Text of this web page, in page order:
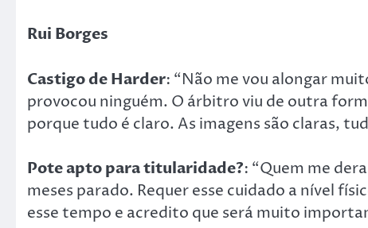
Rui Borges
Castigo de Harder: “Não me vou alongar
provocou ninguém. O árbitro viu de outra
porque tudo é claro. As imagens são claras,
Pote apto para titularidade?: “Quem me
meses parado. Requer esse cuidado a nível
esse tempo e acredito que será muito